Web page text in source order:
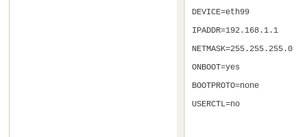
DEVICE=eth99
IPADDR=192.168.1.1
NETMASK=255.255.255.0
ONBOOT=yes
BOOTPROTO=none
USERCTL=no